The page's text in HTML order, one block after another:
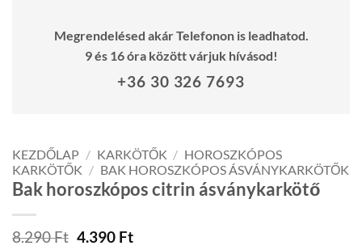
Megrendelésed akár Telefonon is leadhatod.
9 és 16 óra között várjuk hívásod!
+36 30 326 7693
KEZDŐLAP / KARKÖTŐK / HOROSZKÓPOS
KARKÖTŐK / BAK HOROSZKÓPOS ÁSVÁNYKARKÖTŐK
Bak horoszkópos citrin ásványkarkötő
8.290Ft Original
4.390 FtCurrent